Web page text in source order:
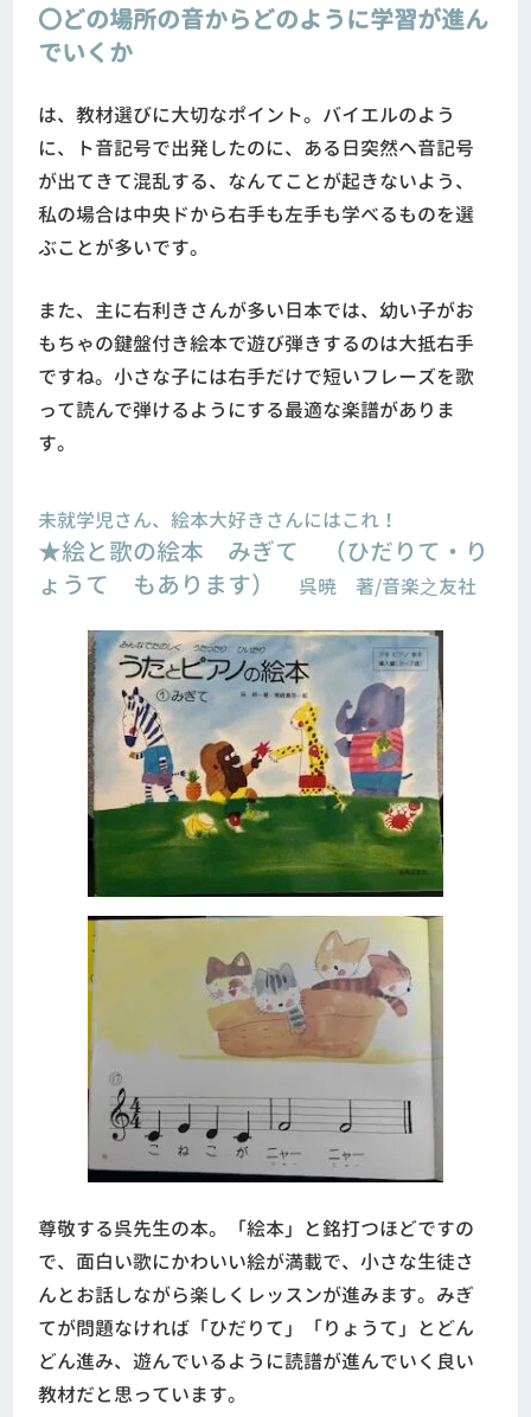
〇どの場所の音からどのように学習が進ん
でいくか
は、教材選びに大切なポイント。バイエルのよう
に、ト音記号で出発したのに、ある日突然ヘ音記号
が出てきて混乱する、なんてことが起きないよう、
私の場合は中央ドから右手も左手も学べるものを選
ぶことが多いです。
また、主に右利きさんが多い日本では、幼い子がお
もちゃの鍵盤付き絵本で遊び弾きするのは大抵右手
ですね。小さな子には右手だけで短いフレーズを歌
って読んで弾けるようにする最適な楽譜がありま
す。
未就学児さん、絵本大好きさんにはこれ！
★絵と歌の絵本 みぎて （ひだりて・り
ょうて もあります）
呉暁 著/音楽之友社
尊敬する呉先生の本。「絵本」と銘打つほどですの
で、面白い歌にかわいい絵が満載で、小さな生徒さ
んとお話しながら楽しくレッスンが進みます。みぎ
てが問題なければ「ひだりて」「りょうて」とどん
どん進み、遊んでいるように読譜が進んでいく良い
教材だと思っています。